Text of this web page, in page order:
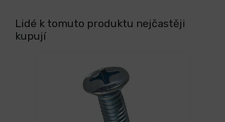
Lidé k tomuto produktu nejčastěji
kupují